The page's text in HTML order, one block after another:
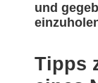
und
Tipps